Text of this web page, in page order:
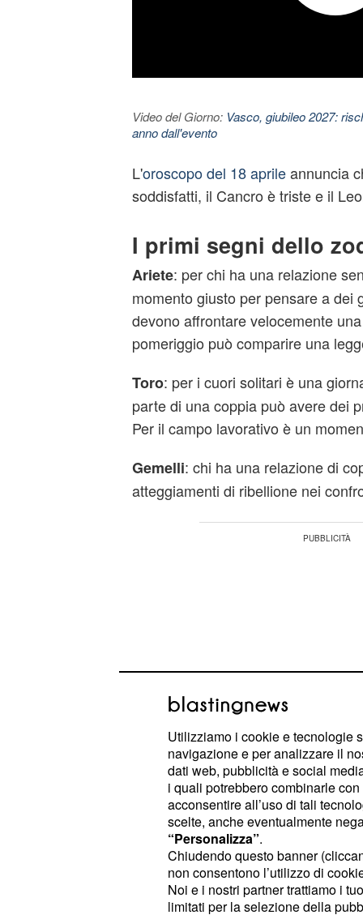
Video del Giorno: Vasco, giubileo 2027:
anno dall'evento
L'oroscopo del 18 aprileannuncia
soddisfatti, il Cancro è triste e il
I primi segni dello
Ariete: per chi ha una relazione
momento giusto per pensare a dei
devono affrontare velocemente
pomeriggio può comparire una
Toro: per i cuori solitari è una
parte di una coppia può avere dei
Per il campo lavorativo è un
Gemelli: chi ha una relazione di
atteggiamenti di ribellione nei
I flirt che iniziano adesso possono
breve tempo. È il momento più
un nuovo progetto di lavoro ed
soddisfatti.
Utilizziamo i cookie e tecnologie
navigazione e per analizzare il
dati web, pubblicità e social
i quali potrebbero combinarle
acconsentire all’uso di tali
scelte, anche eventualmente
“Personalizza”.
Chiudendo questo banner
non consentono l’utilizzo di
Noi e i nostri partner trattiamo i
limitati per la selezione della